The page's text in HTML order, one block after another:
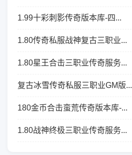
1.99十彩刺影传奇版本库-四...
1.80传奇私服战神复古三职业...
1.80星王合击三职业传奇服务...
复古冰雪传奇私服三职业GM版...
180金币合击蛮荒传奇版本库-...
1.80战神终极三职业传奇服务...